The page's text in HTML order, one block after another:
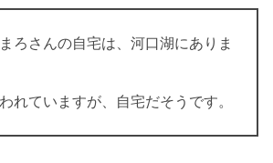
ろさんの自宅は、 河口湖にありま
れていますが、自宅だそうです。